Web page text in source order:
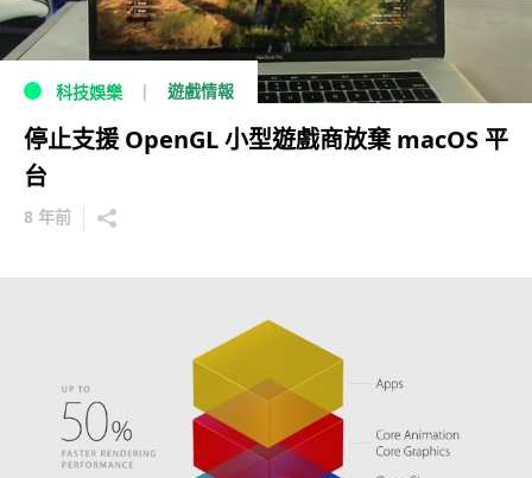
科技娛樂 遊戲情報
停止支援 OpenGL 小型遊戲商放棄 macOS 平
台
8 年前